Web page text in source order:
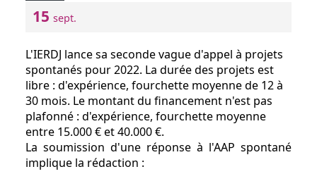
15 sept.
L'IERDJ lance sa seconde vague d'appel à projets
spontanés pour 2022. La durée des projets est
libre : d'expérience, fourchette moyenne de 12 à
30 mois. Le montant du financement n'est pas
plafonné : d'expérience, fourchette moyenne
entre 15.000 € et 40.000 €.
La soumission d'une réponse à l'AAP spontané
implique la rédaction :